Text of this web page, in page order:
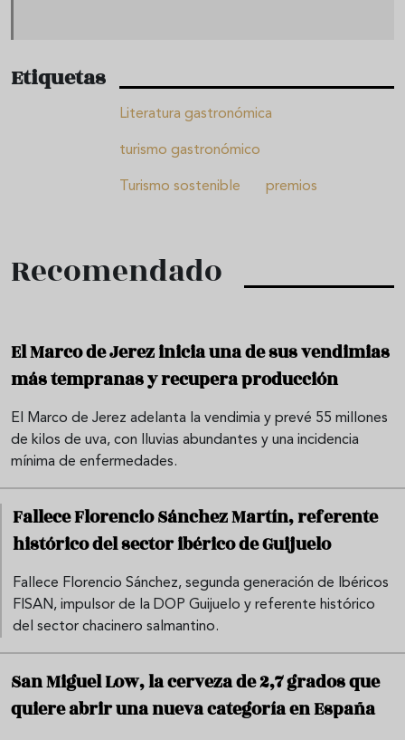
Etiquetas
Literatura gastronómica
turismo gastronómico
Turismo sostenible premios
Recomendado
El Marco de Jerez inicia una de sus vendimias
más tempranas y recupera producción
El Marco de Jerez adelanta la vendimia y prevé 55 millones
de kilos de uva, con lluvias abundantes y una incidencia
mínima de enfermedades.
Fallece Florencio Sánchez Martín, referente
histórico del sector ibérico de Guijuelo
Fallece Florencio Sánchez, segunda generación de Ibéricos
FISAN, impulsor de la DOP Guijuelo y referente histórico
del sector chacinero salmantino.
San Miguel Low, la cerveza de 2,7 grados que
quiere abrir una nueva categoría en España